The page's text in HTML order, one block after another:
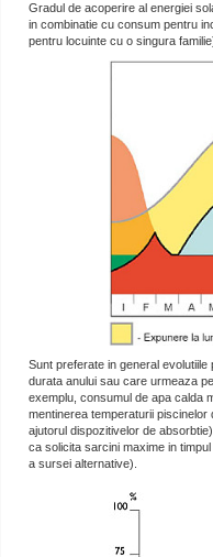
Gradul de acoperire al energiei
in combinatie cu consum pentru
pentru locuinte cu o singura
Sunt preferate in general
durata anului sau care urmeaza
exemplu, consumul de apa calda
mentinerea temperaturii
ajutorul dispozitivelor de
ca solicita sarcini maxime in
a sursei alternative).